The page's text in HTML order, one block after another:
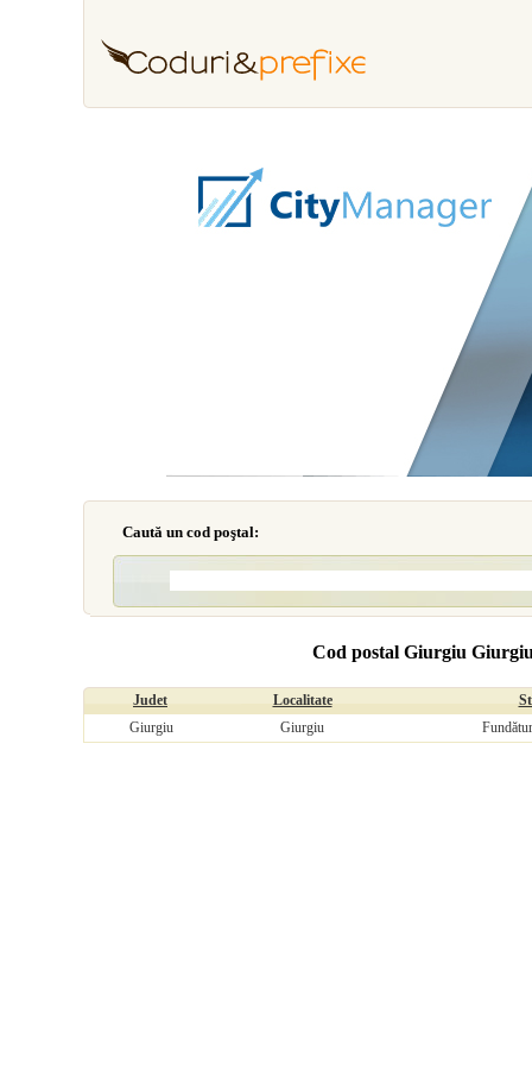
Caută un cod poştal:
Cod postal Giurgiu
Judet Localitate
Giurgiu
Giurgiu